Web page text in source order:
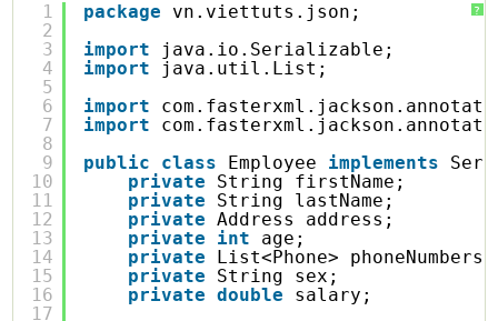
?
1
2
3
4
5
6
7
8
9
10
11
12
13
14
15
16
17
package
vn.viettuts.json;
import
java.io.Serializable;
import
java.util.List;
import
import
public
class Employee implements
private
String firstName;
private
String lastName;
private
Address address;
private
int
age;
private
List<Phone> phoneNumbers;
private
String sex;
private
double
salary;